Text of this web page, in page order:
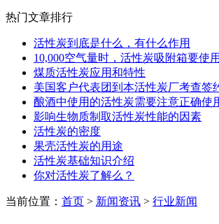
热门文章排行
活性炭到底是什么，有什么作用
10,000空气量时，活性炭吸附箱要使
煤质活性炭应用和特性
美国客户代表团到本活性炭厂考查签
酿酒中使用的活性炭需要注意正确使
影响生物质制取活性炭性能的因素
活性炭的密度
果壳活性炭的用途
活性炭基础知识介绍
你对活性炭了解么？
当前位置： 首页 > 新闻资讯 > 行业新闻